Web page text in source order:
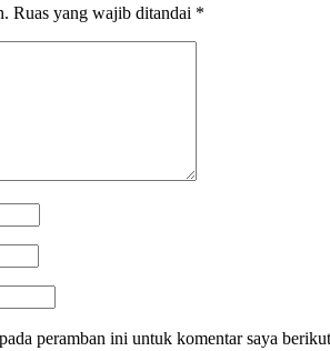
Ruas yang wajib ditandai *
peramban ini untuk komentar saya